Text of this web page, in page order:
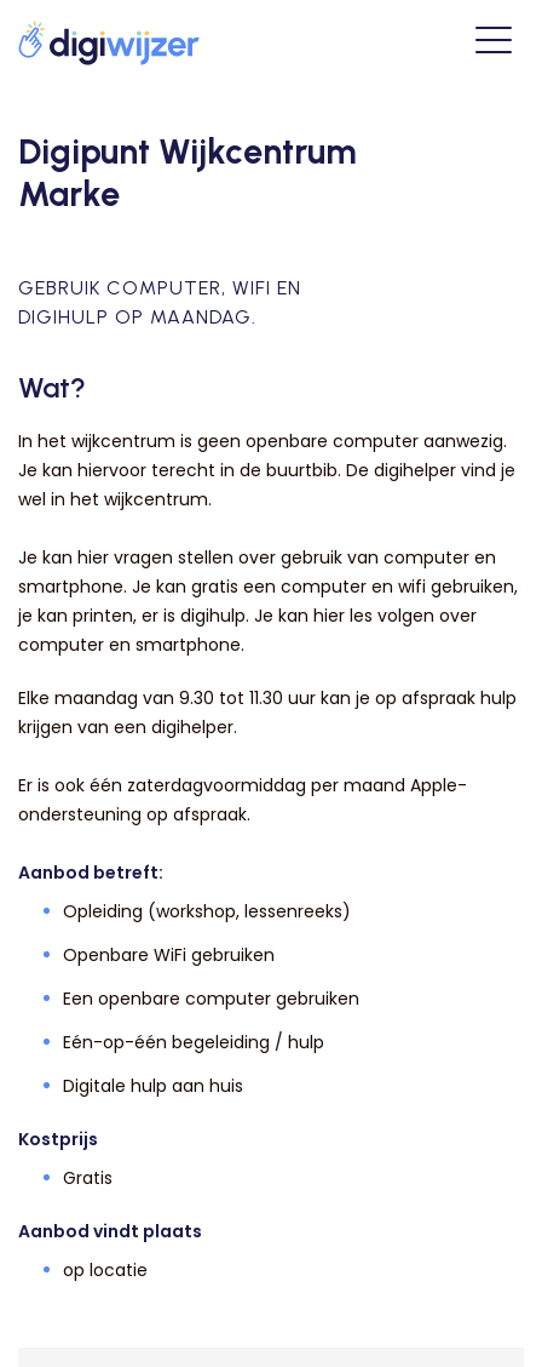
Digipunt Wijkcentrum
Marke
GEBRUIK COMPUTER, WIFI EN
DIGIHULP OP MAANDAG.
Wat?
In het wijkcentrum is geen openbare computer aanwezig.
Je kan hiervoor terecht in de buurtbib. De digihelper vind je
wel in het wijkcentrum.
Je kan hier vragen stellen over gebruik van computer en
smartphone. Je kan gratis een computer en wifi gebruiken,
je kan printen, er is digihulp. Je kan hier les volgen over
computer en smartphone.
Elke maandag van 9.30 tot 11.30 uur kan je op afspraak hulp
krijgen van een digihelper.
Er is ook één zaterdagvoormiddag per maand Apple-
ondersteuning op afspraak.
Aanbod betreft:
Opleiding (workshop, lessenreeks)
Openbare WiFi gebruiken
Een openbare computer gebruiken
Eén-op-één begeleiding / hulp
Digitale hulp aan huis
Kostprijs
Gratis
Aanbod vindt plaats
op locatie